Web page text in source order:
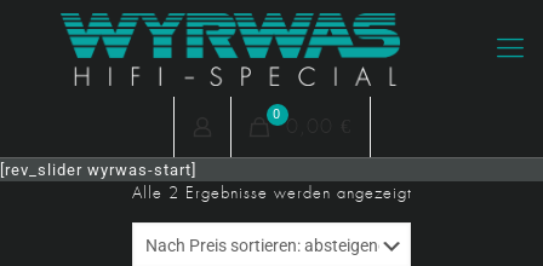
0 0,00 €
[rev_slider wyrwas-start]
Alle 2 Ergebnisse werden angezeigtNach